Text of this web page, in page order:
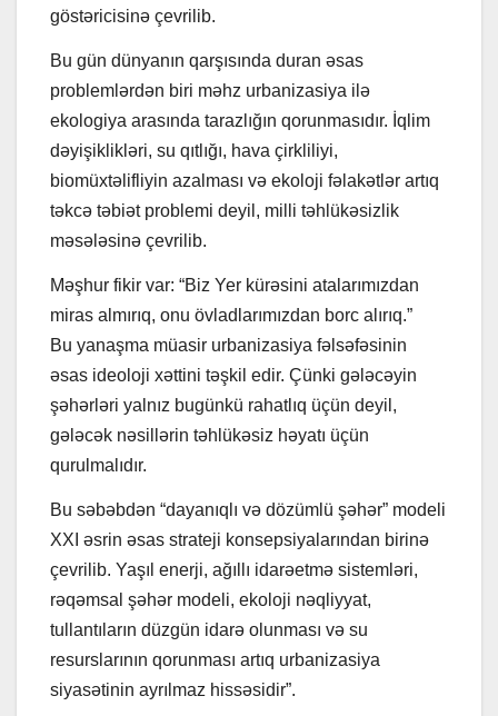
göstəricisinə çevrilib.
Bu gün dünyanın qarşısında duran əsas
problemlərdən biri məhz urbanizasiya ilə
ekologiya arasında tarazlığın qorunmasıdır. İqlim
dəyişiklikləri, su qıtlığı, hava çirkliliyi,
biomüxtəlifliyin azalması və ekoloji fəlakətlər artıq
təkcə təbiət problemi deyil, milli təhlükəsizlik
məsələsinə çevrilib.
Məşhur fikir var: “Biz Yer kürəsini atalarımızdan
miras almırıq, onu övladlarımızdan borc alırıq.”
Bu yanaşma müasir urbanizasiya fəlsəfəsinin
əsas ideoloji xəttini təşkil edir. Çünki gələcəyin
şəhərləri yalnız bugünkü rahatlıq üçün deyil,
gələcək nəsillərin təhlükəsiz həyatı üçün
qurulmalıdır.
Bu səbəbdən “dayanıqlı və dözümlü şəhər” modeli
XXI əsrin əsas strateji konsepsiyalarından birinə
çevrilib. Yaşıl enerji, ağıllı idarəetmə sistemləri,
rəqəmsal şəhər modeli, ekoloji nəqliyyat,
tullantıların düzgün idarə olunması və su
resurslarının qorunması artıq urbanizasiya
siyasətinin ayrılmaz hissəsidir”.